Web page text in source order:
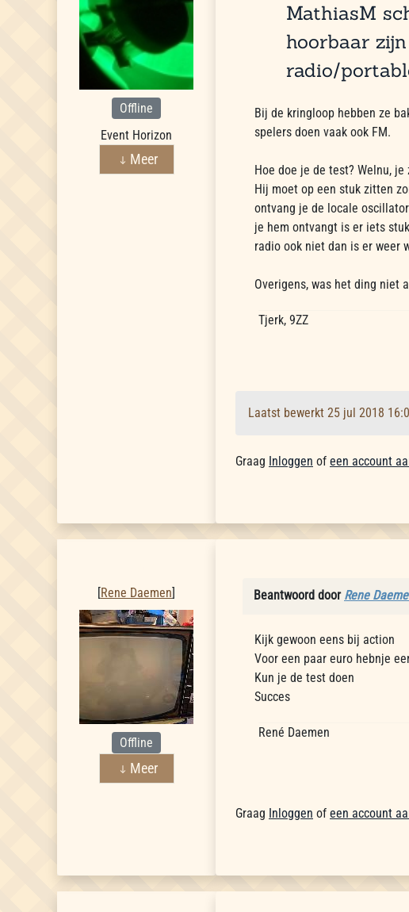
Offline
Event Horizon
Meer
MathiasM
hoorbaar
radio/
Bij de kringloop hebben ze
spelers doen vaak ook FM.
Hoe doe je de test? Welnu,
Hij moet op een stuk zitten
ontvang je de locale
je hem ontvangt is er iets
radio ook niet dan is er weer
Overigens, was het ding niet
Tjerk, 9ZZ
Laatst bewerkt 25 jul 2018
Graag Inloggen of een account
[Rene Daemen]
Offline
Meer
Beantwoord door Rene
Kijk gewoon eens bij action
Voor een paar euro hebnje
Kun je de test doen
Succes
René Daemen
Graag Inloggen of een account